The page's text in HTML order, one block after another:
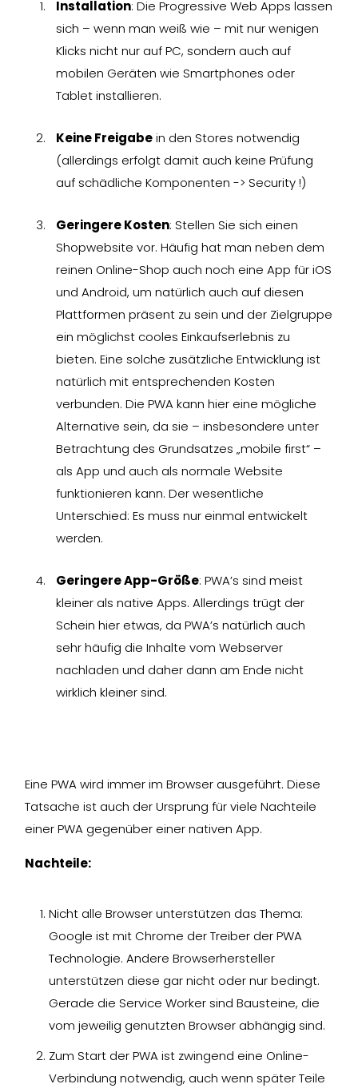
Installation: Die Progressive Web Apps lassen
sich – wenn man weiß wie – mit nur wenigen
Klicks nicht nur auf PC, sondern auch auf
mobilen Geräten wie Smartphones oder
Tablet installieren.
Keine Freigabein den Stores notwendig
(allerdings erfolgt damit auch keine Prüfung
auf schädliche Komponenten -> Security !)
Geringere Kosten: Stellen Sie sich einen
Shopwebsite vor. Häufig hat man neben dem
reinen Online-Shop auch noch eine App für iOS
und Android, um natürlich auch auf diesen
Plattformen präsent zu sein und der Zielgruppe
ein möglichst cooles Einkaufserlebnis zu
bieten. Eine solche zusätzliche Entwicklung ist
natürlich mit entsprechenden Kosten
verbunden. Die PWA kann hier eine mögliche
Alternative sein, da sie – insbesondere unter
Betrachtung des Grundsatzes „mobile first“ –
als App und auch als normale Website
funktionieren kann. Der wesentliche
Unterschied: Es muss nur einmal entwickelt
werden.
Geringere App-Größe: PWA’s sind meist
kleiner als native Apps. Allerdings trügt der
Schein hier etwas, da PWA’s natürlich auch
sehr häufig die Inhalte vom Webserver
nachladen und daher dann am Ende nicht
wirklich kleiner sind.
Eine PWA wird immer im Browser ausgeführt. Diese
Tatsache ist auch der Ursprung für viele Nachteile
einer PWA gegenüber einer nativen App.
Nachteile:
Nicht alle Browser unterstützen das Thema:
Google ist mit Chrome der Treiber der PWA
Technologie. Andere Browserhersteller
unterstützen diese gar nicht oder nur bedingt.
Gerade die Service Worker sind Bausteine, die
vom jeweilig genutzten Browser abhängig sind.
Zum Start der PWA ist zwingend eine Online-
Verbindung notwendig, auch wenn später Teile